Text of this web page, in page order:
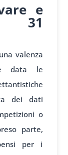
e
31
valenza
data le
dei dati
o
parte,
per i